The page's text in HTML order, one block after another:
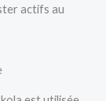
actifs au